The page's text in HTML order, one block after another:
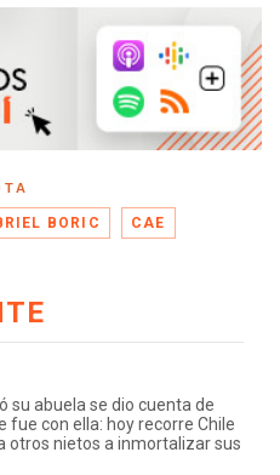
BORIC CAE
su abuela se dio cuenta de
fue con ella: hoy recorre Chile
otros nietos a inmortalizar sus